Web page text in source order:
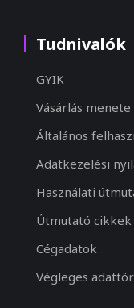
Tudnivalók
GYIK
Vásárlás menete
Általános
Adatkezelési
Használati
Útmutató cikkek
Cégadatok
Végleges